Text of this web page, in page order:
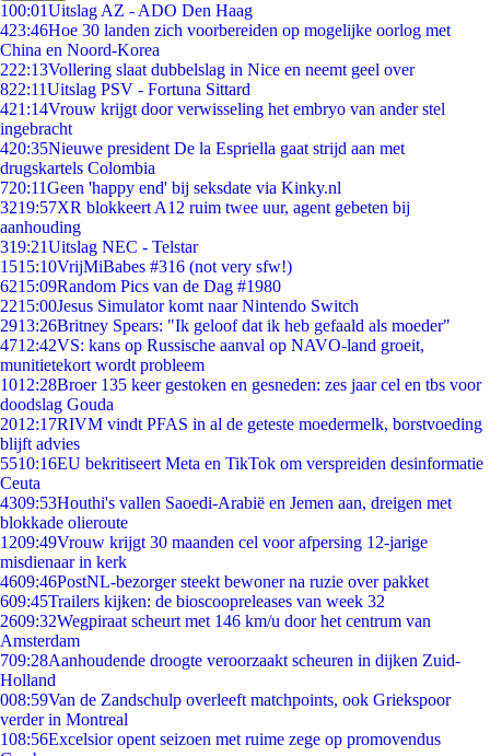
100:01Uitslag AZ - ADO Den Haag
423:46Hoe 30 landen zich voorbereiden op mogelijke oorlog met
China en Noord-Korea
222:13Vollering slaat dubbelslag in Nice en neemt geel over
822:11Uitslag PSV - Fortuna Sittard
421:14Vrouw krijgt door verwisseling het embryo van ander stel
ingebracht
420:35Nieuwe president De la Espriella gaat strijd aan met
drugskartels Colombia
720:11Geen 'happy end' bij seksdate via Kinky.nl
3219:57XR blokkeert A12 ruim twee uur, agent gebeten bij
aanhouding
319:21Uitslag NEC - Telstar
1515:10VrijMiBabes #316 (not very sfw!)
6215:09Random Pics van de Dag #1980
2215:00Jesus Simulator komt naar Nintendo Switch
2913:26Britney Spears: "Ik geloof dat ik heb gefaald als moeder"
4712:42VS: kans op Russische aanval op NAVO-land groeit,
munitietekort wordt probleem
1012:28Broer 135 keer gestoken en gesneden: zes jaar cel en tbs voor
doodslag Gouda
2012:17RIVM vindt PFAS in al de geteste moedermelk, borstvoeding
blijft advies
5510:16EU bekritiseert Meta en TikTok om verspreiden desinformatie
Ceuta
4309:53Houthi's vallen Saoedi-Arabië en Jemen aan, dreigen met
blokkade olieroute
1209:49Vrouw krijgt 30 maanden cel voor afpersing 12-jarige
misdienaar in kerk
4609:46PostNL-bezorger steekt bewoner na ruzie over pakket
609:45Trailers kijken: de bioscoopreleases van week 32
2609:32Wegpiraat scheurt met 146 km/u door het centrum van
Amsterdam
709:28Aanhoudende droogte veroorzaakt scheuren in dijken Zuid-
Holland
008:59Van de Zandschulp overleeft matchpoints, ook Griekspoor
verder in Montreal
108:56Excelsior opent seizoen met ruime zege op promovendus